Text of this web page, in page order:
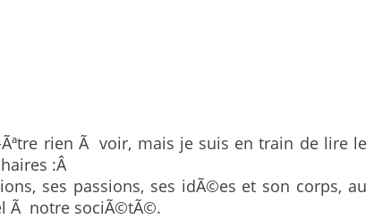
rien Ã voir, mais je suis en train de lire le
:Â
ses passions, ses idÃ©es et son corps, au
Ã notre sociÃ©tÃ©.